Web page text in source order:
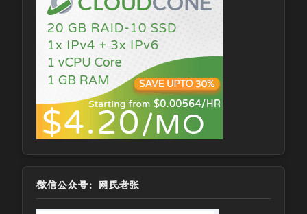
微信公众号：网民老张